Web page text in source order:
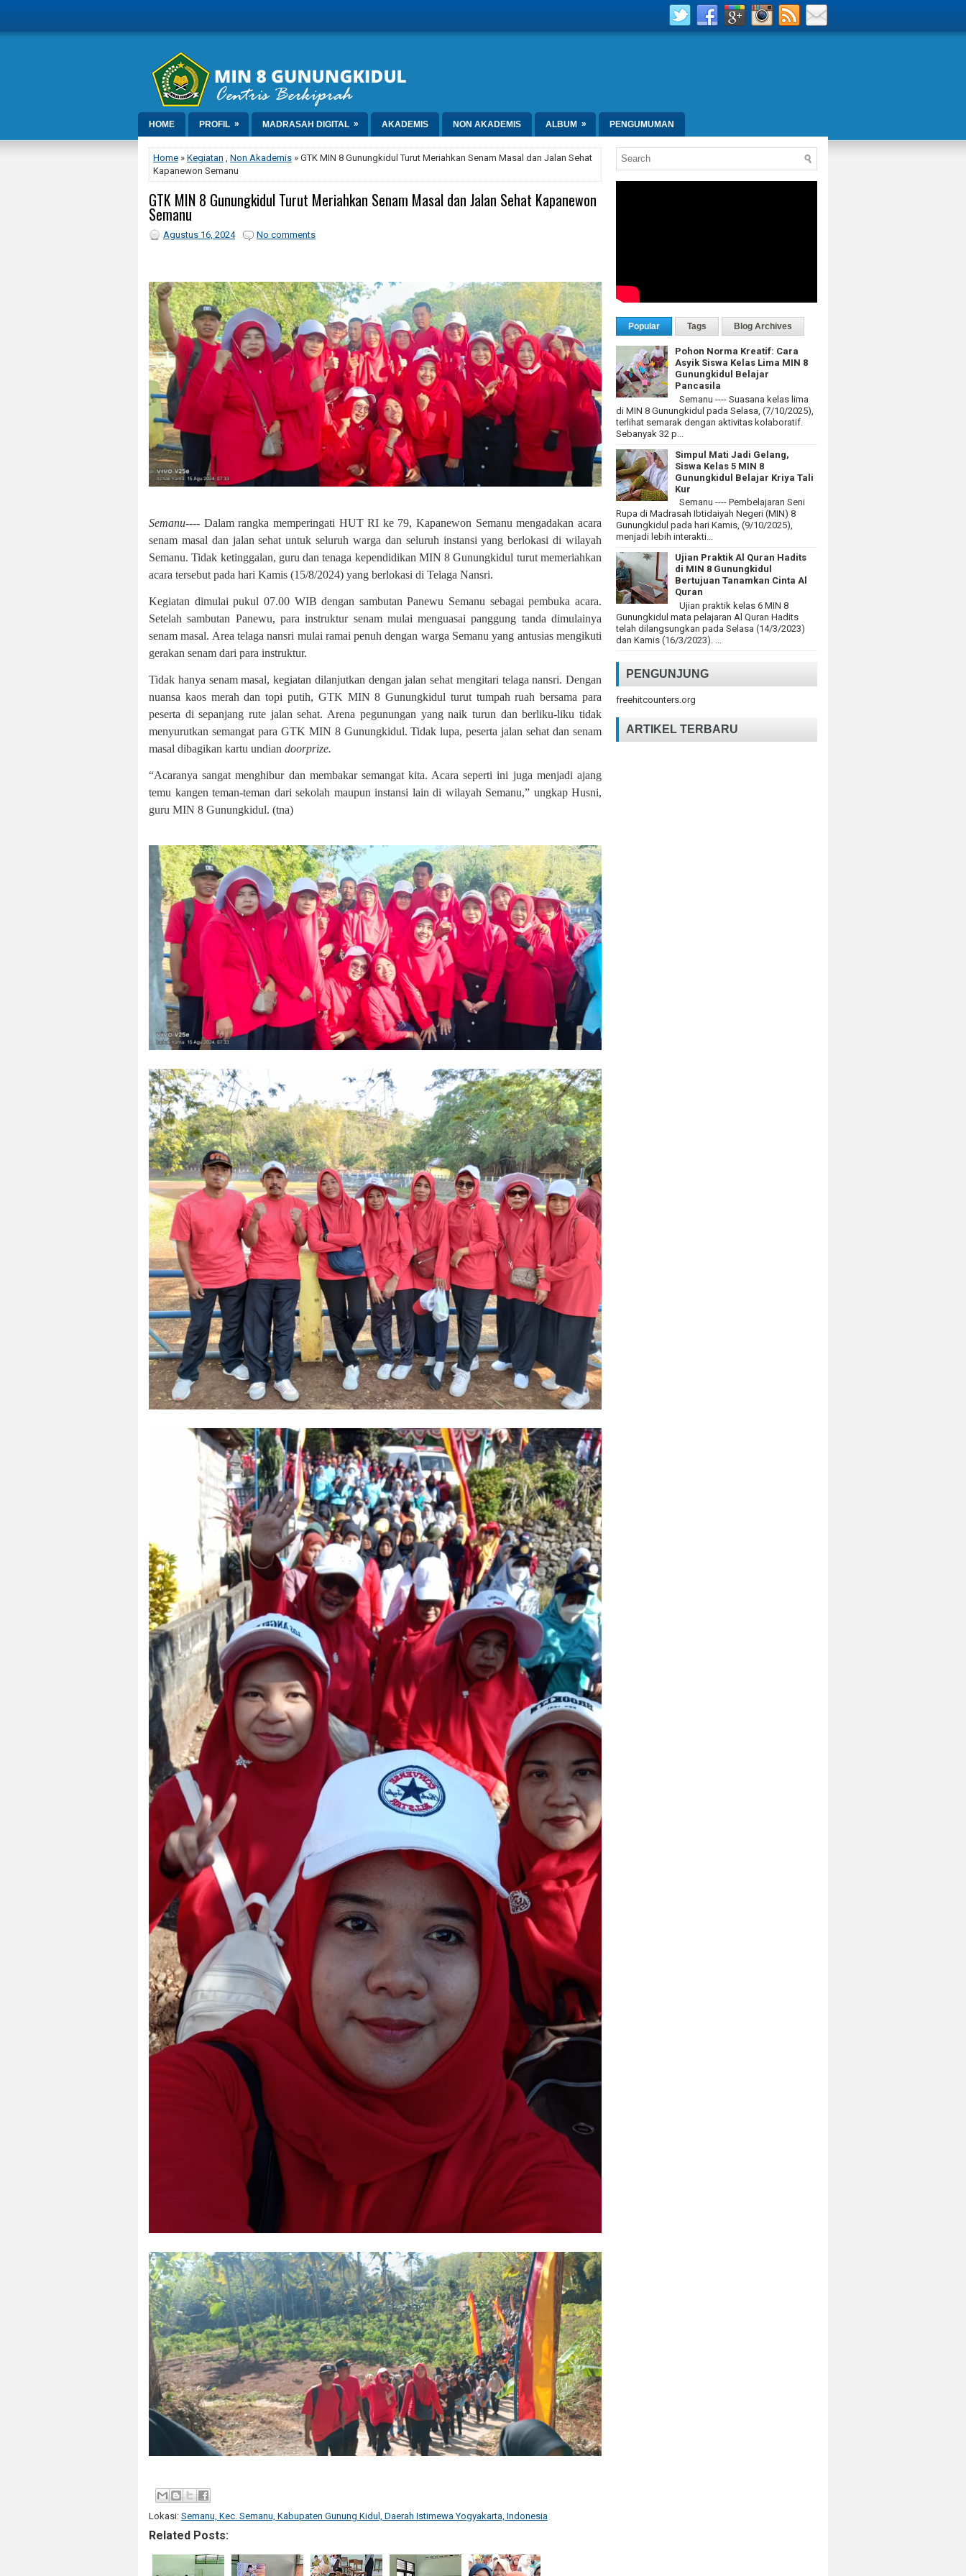
HOME PROFIL » MADRASAH DIGITAL » AKADEMIS NON AKADEMIS ALBUM » PENGUMUMAN
Home » Kegiatan , Non Akademis » GTK MIN 8 Gunungkidul Turut Meriahkan Senam Masal dan Jalan Sehat
Kapanewon Semanu
GTK MIN 8 Gunungkidul Turut Meriahkan Senam Masal dan Jalan Sehat Kapanewon
Semanu
Agustus 16, 2024 No comments
Semanu---- Dalam rangka memperingati HUT RI ke 79, Kapanewon Semanu mengadakan acara
senam masal dan jalan sehat untuk seluruh warga dan seluruh instansi yang berlokasi di wilayah
Semanu. Tidak ketinggalan, guru dan tenaga kependidikan MIN 8 Gunungkidul turut memeriahkan
acara tersebut pada hari Kamis (15/8/2024) yang berlokasi di Telaga Nansri.
Kegiatan dimulai pukul 07.00 WIB dengan sambutan Panewu Semanu sebagai pembuka acara.
Setelah sambutan Panewu, para instruktur senam mulai menguasai panggung tanda dimulainya
senam masal. Area telaga nansri mulai ramai penuh dengan warga Semanu yang antusias mengikuti
gerakan senam dari para instruktur.
Tidak hanya senam masal, kegiatan dilanjutkan dengan jalan sehat mengitari telaga nansri. Dengan
nuansa kaos merah dan topi putih, GTK MIN 8 Gunungkidul turut tumpah ruah bersama para
peserta di sepanjang rute jalan sehat. Arena pegunungan yang naik turun dan berliku-liku tidak
menyurutkan semangat para GTK MIN 8 Gunungkidul. Tidak lupa, peserta jalan sehat dan senam
masal dibagikan kartu undian doorprize.
“Acaranya sangat menghibur dan membakar semangat kita. Acara seperti ini juga menjadi ajang
temu kangen teman-teman dari sekolah maupun instansi lain di wilayah Semanu,” ungkap Husni,
guru MIN 8 Gunungkidul. (tna)
Lokasi: Semanu, Kec. Semanu, Kabupaten Gunung Kidul, Daerah Istimewa Yogyakarta, Indonesia
Related Posts:
Popular Tags Blog Archives
Pohon Norma Kreatif: Cara
Asyik Siswa Kelas Lima MIN 8
Gunungkidul Belajar
Pancasila
Semanu ---- Suasana kelas lima
di MIN 8 Gunungkidul pada Selasa, (7/10/2025),
terlihat semarak dengan aktivitas kolaboratif.
Sebanyak 32 p...
Simpul Mati Jadi Gelang,
Siswa Kelas 5 MIN 8
Gunungkidul Belajar Kriya Tali
Kur
Semanu ---- Pembelajaran Seni
Rupa di Madrasah Ibtidaiyah Negeri (MIN) 8
Gunungkidul pada hari Kamis, (9/10/2025),
menjadi lebih interakti...
Ujian Praktik Al Quran Hadits
di MIN 8 Gunungkidul
Bertujuan Tanamkan Cinta Al
Quran
Ujian praktik kelas 6 MIN 8
Gunungkidul mata pelajaran Al Quran Hadits
telah dilangsungkan pada Selasa (14/3/2023)
dan Kamis (16/3/2023). ...
PENGUNJUNG
freehitcounters.org
ARTIKEL TERBARU